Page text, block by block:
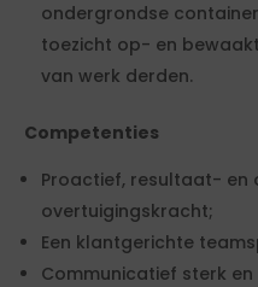
ondergrondse
toezicht op- en
van werk derden.
Competenties
Proactief, resultaat- en
overtuigingskracht;
Een klantgerichte
Communicatief sterk